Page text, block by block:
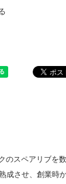
のスペアリブを
成させ、創業時